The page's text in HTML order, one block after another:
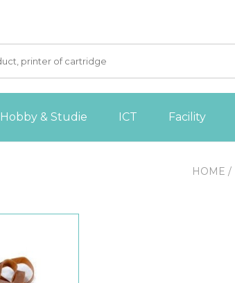
Hobby & Studie ICT Facility
HOME /